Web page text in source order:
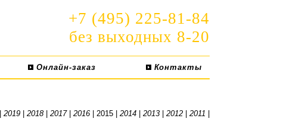
+7 (495) 225-81-84
без выходных 8-20
Онлайн-заказ Контакты
2019 2018| 2017| 2016 | 2015 | 2014 2013 2012 2011